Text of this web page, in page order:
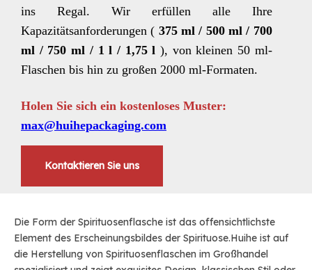
ins Regal. Wir erfüllen alle Ihre
Kapazitätsanforderungen ( 375 ml / 500 ml / 700
ml / 750 ml / 1 l / 1,75 l), von kleinen 50 ml-
Flaschen bis hin zu großen 2000 ml-Formaten.
Holen Sie sich ein kostenloses Muster:
max@huihepackaging.com
Kontaktieren Sie uns
Die Form der Spirituosenflasche ist das offensichtlichste
Element des Erscheinungsbildes der Spirituose.Huihe ist auf
die Herstellung von Spirituosenflaschen im Großhandel